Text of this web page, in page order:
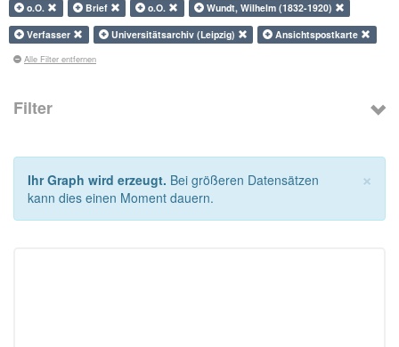
o.O. Brief o.O.
Wundt, Wilhelm (1832-1920)
Verfasser
Universitätsarchiv (Leipzig) Ansichtspostkarte
Alle Filter entfernen
Filter
×
Ihr Graph wird erzeugt. Bei größeren Datensätzen
kann dies einen Moment dauern.